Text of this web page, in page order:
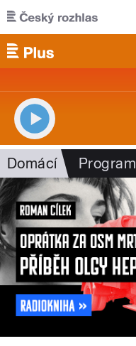
Přejít k hlavnímu obsahu
Domácí Program